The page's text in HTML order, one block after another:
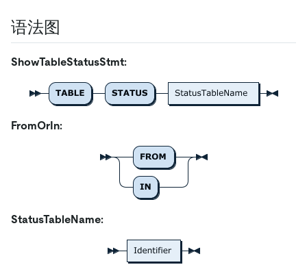
语法图
ShowTableStatusStmt:
FromOrIn:
StatusTableName: